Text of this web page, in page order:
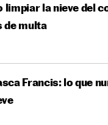
limpiar la nieve del
de multa
Francis: lo que